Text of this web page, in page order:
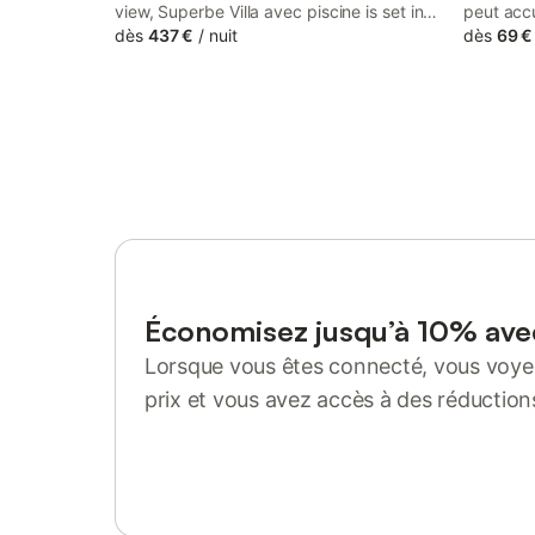
view, Superbe Villa avec piscine is set in
Magny-Cours, 4.2 km from Circuit Nevers
dès 437 € / nuit
peut
pied-à-
de-
des
dispose
faciliter
dès 69 €
Économisez jusqu’à 10%
Lorsque vous êtes connecté, vous
prix et vous avez accès à des